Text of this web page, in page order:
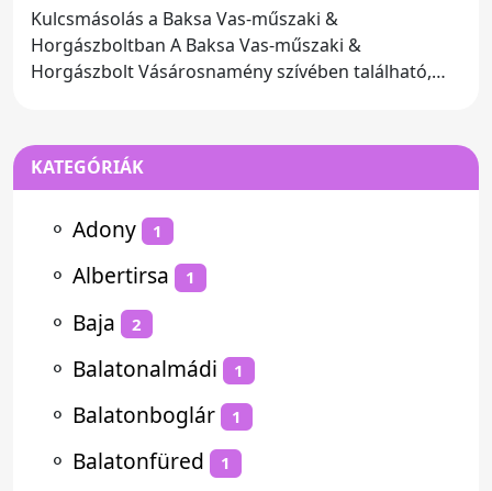
Kulcsmásolás a Baksa Vas-műszaki &
Horgászboltban A Baksa Vas-műszaki &
Horgászbolt Vásárosnamény szívében található,
KATEGÓRIÁK
⚬ Adony 1
⚬ Albertirsa 1
⚬ Baja 2
⚬ Balatonalmádi 1
⚬ Balatonboglár 1
⚬ Balatonfüred 1